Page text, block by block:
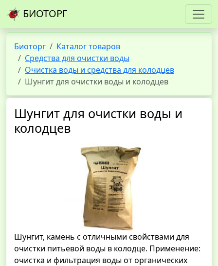
БИОТОРГ
Биоторг
Каталог товаров
Средства для очистки воды
Очистка воды и средства для колодцев
Шунгит для очистки воды и колодцев
Шунгит для очистки воды и
колодцев
Шунгит, камень с отличными свойствами для
очистки питьевой воды в колодце. Применение:
очистка и фильтрация воды от органических